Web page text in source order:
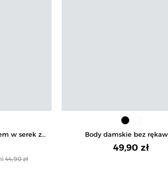
w serek z
44,90 zł
Body damskie bez
prążkowane
49,90 zł